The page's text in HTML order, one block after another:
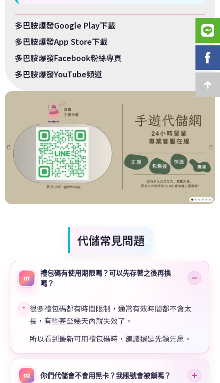
多巴胺爆發Google Play下載
多巴胺爆發App Store下載
多巴胺爆發Facebook粉絲專頁
多巴胺爆發YouTube頻道
代儲常見問題
01
禮包碼有使用期限嗎？可以先存著之後再換
嗎？
✦ 很多禮包碼都有時間限制，通常有效時間都不會太
長，有些甚至幾天內就失效了。
所以看到最新可用禮包碼時，建議還是先領先贏。
02 你們代儲會不會用黑卡？我賬號會被鎖嗎？